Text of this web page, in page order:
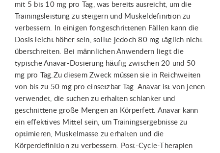
mit 5 bis 10 mg pro Tag, was bereits ausreicht, um die
Trainingsleistung zu steigern und Muskeldefinition zu
verbessern. In einigen fortgeschrittenen Fällen kann die
Dosis leicht höher sein, sollte jedoch 80 mg täglich nicht
überschreiten. Bei männlichen Anwendern liegt die
typische Anavar-Dosierung häufig zwischen 20 und 50
mg pro Tag.Zu diesem Zweck müssen sie in Reichweiten
von bis zu 50 mg pro einsetzbar Tag. Anavar ist von jenen
verwendet, die suchen zu erhalten schlanker und
geschnittene große Mengen an Körperfett. Anavar kann
ein effektives Mittel sein, um Trainingsergebnisse zu
optimieren, Muskelmasse zu erhalten und die
Körperdefinition zu verbessern. Post-Cycle-Therapien